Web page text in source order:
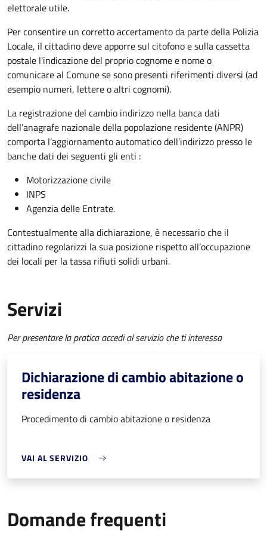
elettorale utile.
Per consentire un corretto accertamento da parte della Polizia
Locale, il cittadino deve apporre sul citofono e sulla cassetta
postale l'indicazione del proprio cognome e nome o
comunicare al Comune se sono presenti riferimenti diversi (ad
esempio numeri, lettere o altri cognomi).
La registrazione del cambio indirizzo nella banca dati
dell’anagrafe nazionale della popolazione residente (ANPR)
comporta l’aggiornamento automatico dell’indirizzo presso le
banche dati dei seguenti gli enti :
Motorizzazione civile
INPS
Agenzia delle Entrate.
Contestualmente alla dichiarazione, è necessario che il
cittadino regolarizzi la sua posizione rispetto all’occupazione
dei locali per la tassa rifiuti solidi urbani.
Servizi
Per presentare la pratica accedi al servizio che ti interessa
Dichiarazione di cambio abitazione o
residenza
Procedimento di cambio abitazione o residenza
VAI AL SERVIZIO
Domande frequenti